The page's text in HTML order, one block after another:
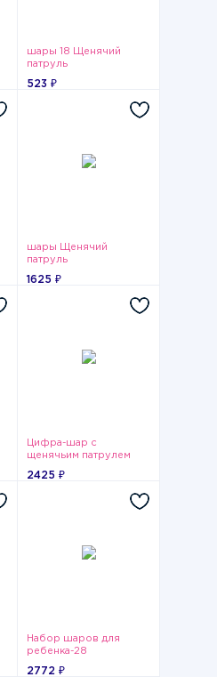
шары 18 Щенячий
патруль
523 ₽
шары Щенячий
патруль
1625 ₽
Цифра-шар с
щенячьим патрулем
2425 ₽
Набор шаров для
ребенка-28
2772 ₽